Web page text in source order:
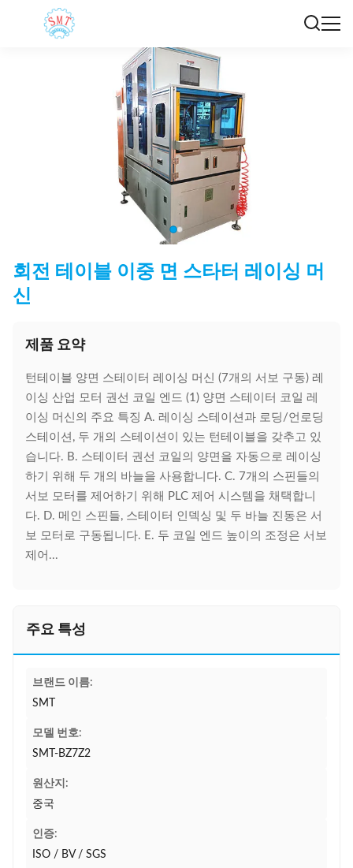
회전 테이블 이중 면 스타터 레이싱 머
신
제품 요약
턴테이블 양면 스테이터 레이싱 머신 (7개의 서보 구동) 레
이싱 산업 모터 권선 코일 엔드 (1) 양면 스테이터 코일 레
이싱 머신의 주요 특징 A. 레이싱 스테이션과 로딩/언로딩
스테이션, 두 개의 스테이션이 있는 턴테이블을 갖추고 있
습니다. B. 스테이터 권선 코일의 양면을 자동으로 레이싱
하기 위해 두 개의 바늘을 사용합니다. C. 7개의 스핀들의
서보 모터를 제어하기 위해 PLC 제어 시스템을 채택합니
다. D. 메인 스핀들, 스테이터 인덱싱 및 두 바늘 진동은 서
보 모터로 구동됩니다. E. 두 코일 엔드 높이의 조정은 서보
제어...
주요 특성
브랜드 이름:
SMT
모델 번호:
SMT-BZ7Z2
원산지:
중국
인증:
ISO / BV / SGS